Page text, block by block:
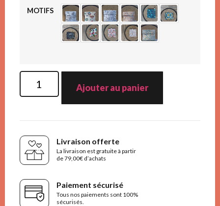
MOTIFS
Ajouter au panier
Livraison offerte
La livraison est gratuite à partir
de 79,00€ d’achats
Paiement sécurisé
Tous nos paiements sont 100%
sécurisés.